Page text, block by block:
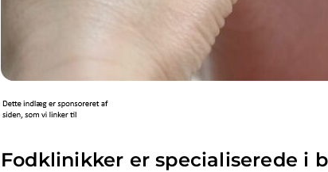
Fodklinikker er specialiserede i